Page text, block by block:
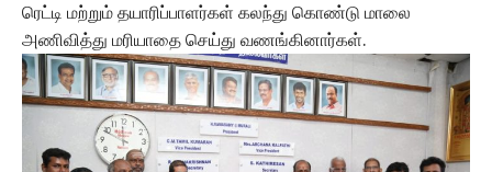
ரெட்டி மற்றும் தயாரிப்பாளர்கள் கலந்து கொண்டு மாலை
அணிவித்து மரியாதை செய்து வணங்கினார்கள்.